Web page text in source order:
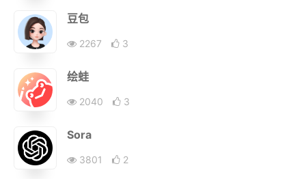
豆包
2267 3
绘蛙
2040 3
Sora
3801 2